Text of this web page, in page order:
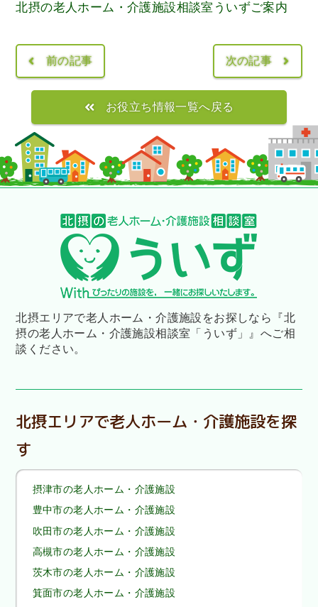
北摂の老人ホーム・介護施設相談室ういずご案内
前の記事 次の記事
お役立ち情報一覧へ戻る
北摂エリアで老人ホーム・介護施設をお探しなら
『北
摂の老人ホーム・介護施設相談室「ういず」』へご相
談ください。
北摂エリアで老人ホーム・介護施設を探
す
摂津市の老人ホーム・介護施設
豊中市の老人ホーム・介護施設
吹田市の老人ホーム・介護施設
高槻市の老人ホーム・介護施設
茨木市の老人ホーム・介護施設
箕面市の老人ホーム・介護施設